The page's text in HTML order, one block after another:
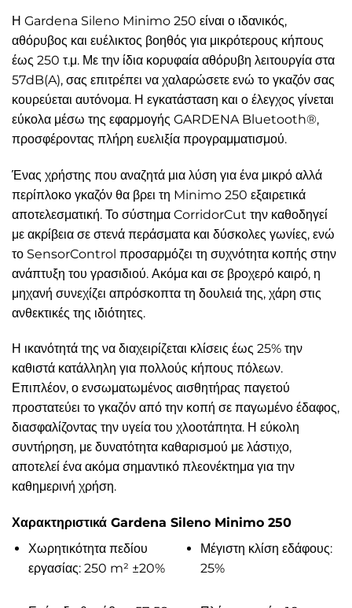
Η Gardena Sileno Minimo 250 είναι ο ιδανικός,
αθόρυβος και ευέλικτος βοηθός για μικρότερους κήπους
έως 250 τ.μ. Με την ίδια κορυφαία αθόρυβη λειτουργία στα
57dB(A), σας επιτρέπει να χαλαρώσετε ενώ το γκαζόν σας
κουρεύεται αυτόνομα. Η εγκατάσταση και ο έλεγχος γίνεται
εύκολα μέσω της εφαρμογής GARDENA Bluetooth®,
προσφέροντας πλήρη ευελιξία προγραμματισμού.
Ένας χρήστης που αναζητά μια λύση για ένα μικρό αλλά
περίπλοκο γκαζόν θα βρει τη Minimo 250 εξαιρετικά
αποτελεσματική. Το σύστημα CorridorCut την καθοδηγεί
με ακρίβεια σε στενά περάσματα και δύσκολες γωνίες, ενώ
το SensorControl προσαρμόζει τη συχνότητα κοπής στην
ανάπτυξη του γρασιδιού. Ακόμα και σε βροχερό καιρό, η
μηχανή συνεχίζει απρόσκοπτα τη δουλειά της, χάρη στις
ανθεκτικές της ιδιότητες.
Η ικανότητά της να διαχειρίζεται κλίσεις έως 25% την
καθιστά κατάλληλη για πολλούς κήπους πόλεων.
Επιπλέον, ο ενσωματωμένος αισθητήρας παγετού
προστατεύει το γκαζόν από την κοπή σε παγωμένο έδαφος,
διασφαλίζοντας την υγεία του χλοοτάπητα. Η εύκολη
συντήρηση, με δυνατότητα καθαρισμού με λάστιχο,
αποτελεί ένα ακόμα σημαντικό πλεονέκτημα για την
καθημερινή χρήση.
Χαρακτηριστικά Gardena Sileno Minimo 250
Χωρητικότητα πεδίου
εργασίας: 250 m² ±20%
Μέγιστη κλίση εδάφους:
25%